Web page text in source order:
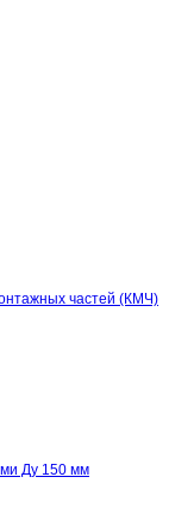
частей (КМЧ)
Ду 150 мм